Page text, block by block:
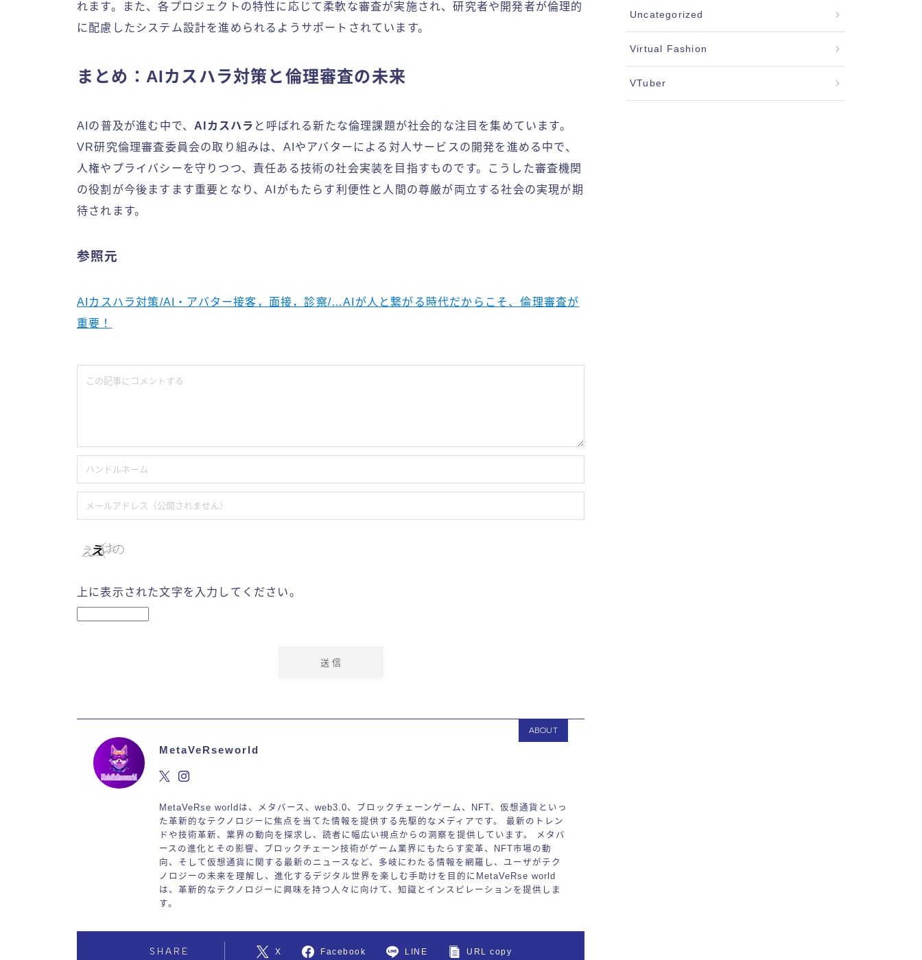
れます。また、各プロジェクトの特性に応じて柔軟な審査が実施され、研究者や開発者が倫理的
に配慮したシステム設計を進められるようサポートされています。
まとめ：AIカスハラ対策と倫理審査の未来
AIの普及が進む中で、 AIカスハラ と呼ばれる新たな倫理課題が社会的な注目を集めています。
VR研究倫理審査委員会の取り組みは、AIやアバターによる対人サービスの開発を進める中で、
人権やプライバシーを守りつつ、責任ある技術の社会実装を目指すものです。こうした審査機関
の役割が今後ますます重要となり、AIがもたらす利便性と人間の尊厳が両立する社会の実現が期
待されます。
参照元
AIカスハラ対策/AI・アバター接客，面接，診察/…AIが人と繋がる時代だからこそ、倫理審査が
重要！
上に表示された文字を入力してください。
ABOUT
MetaVeRseworld
MetaVeRse worldは、メタバース、web3.0、ブロックチェーンゲーム、NFT、仮想通貨といっ
た革新的なテクノロジーに焦点を当てた情報を提供する先駆的なメディアです。 最新のトレン
ドや技術革新、業界の動向を探求し、読者に幅広い視点からの洞察を提供しています。 メタバ
ースの進化とその影響、ブロックチェーン技術がゲーム業界にもたらす変革、NFT市場の動
向、そして仮想通貨に関する最新のニュースなど、多岐にわたる情報を網羅し、ユーザがテク
ノロジーの未来を理解し、進化するデジタル世界を楽しむ手助けを目的にMetaVeRse world
は、革新的なテクノロジーに興味を持つ人々に向けて、知識とインスピレーションを提供しま
す。
SHARE X Facebook LINE URL copy
Uncategorized
Virtual Fashion
VTuber